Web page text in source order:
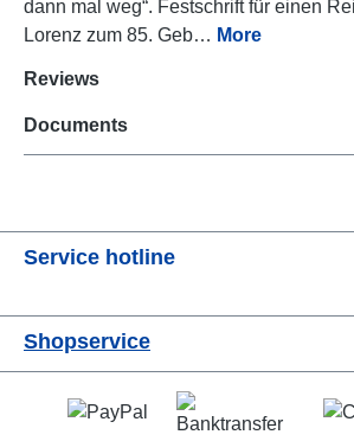
dann mal weg“. Festschrift für einen
Lorenz zum 85. Geb… More
Reviews
Documents
Service hotline
Shopservice